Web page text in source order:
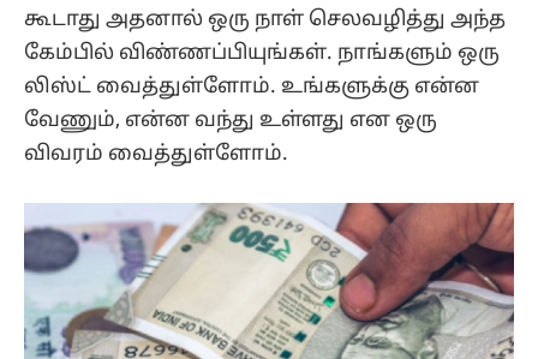
கூடாது அதனால் ஒரு நாள் செலவழித்து அந்த
கேம்பில் விண்ணப்பியுங்கள். நாங்களும் ஒரு
லிஸ்ட் வைத்துள்ளோம். உங்களுக்கு என்ன
வேணும், என்ன வந்து உள்ளது என ஒரு
விவரம் வைத்துள்ளோம்.